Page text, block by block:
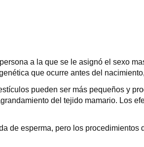
a la que se le asignó el sexo
que ocurre antes del
pueden ser más pequeños y
del tejido mamario. Los
de esperma, pero los